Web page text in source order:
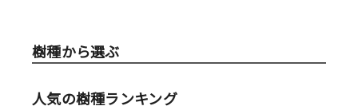
樹種から選ぶ
人気の樹種ランキング